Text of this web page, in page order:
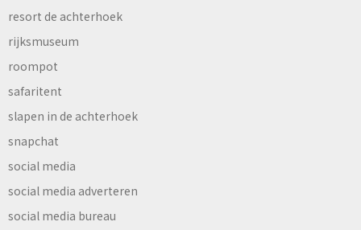
resort de achterhoek
rijksmuseum
roompot
safaritent
slapen in de achterhoek
snapchat
social media
social media adverteren
social media bureau